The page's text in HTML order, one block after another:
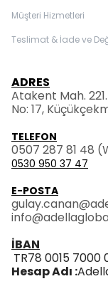
Müşteri Hizmetleri
Teslimat & İade ve
ADRES
Atakent Mah.
No: 17,
TELEFON
0507 287 81 48
0530 950 37 47
E-POSTA
İBAN
TR78 0015 7000
Hesap Adı :